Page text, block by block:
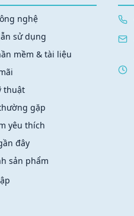
nghệ
sử dụng
mềm & tài liệu
thuật
gặp
yêu thích
đây
sản phẩm